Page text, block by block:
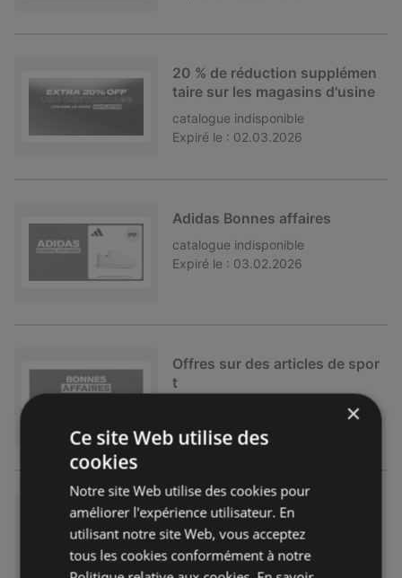
20 % de réduction supplémen
taire sur les magasins d'usine
catalogue indisponible
Expiré le : 02.03.2026
Adidas Bonnes affaires
catalogue indisponible
Expiré le : 03.02.2026
Offres sur des articles de spor
t
Expiré le :
25.12.2025
Black Friday
catalogue indisponible
Expiré le : 07.12.2025
×
Ce site Web utilise des
cookies
Notre site Web utilise des cookies pour
améliorer l'expérience utilisateur. En
utilisant notre site Web, vous acceptez
tous les cookies conformément à notre